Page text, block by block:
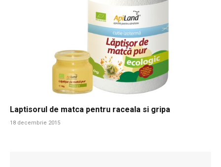
Laptisorul de matca pentru raceala si gripa
18 decembrie 2015